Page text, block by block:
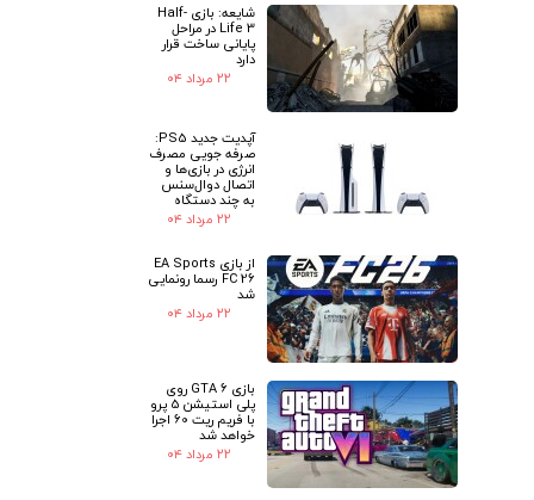
شایعه: بازی Half-
Life 3 در مراحل
پایانی ساخت قرار
دارد
۲۲ مرداد ۰۴
آپدیت جدید PS5:
صرفه جویی مصرف
انرژی در بازی‌ها و
اتصال دوال‌سنس
به چند دستگاه
۲۲ مرداد ۰۴
از بازی EA Sports
FC 26 رسما رونمایی
شد
۲۲ مرداد ۰۴
بازی GTA 6 روی
پلی استیشن 5 پرو
با فریم ریت 60 اجرا
خواهد شد
۲۲ مرداد ۰۴